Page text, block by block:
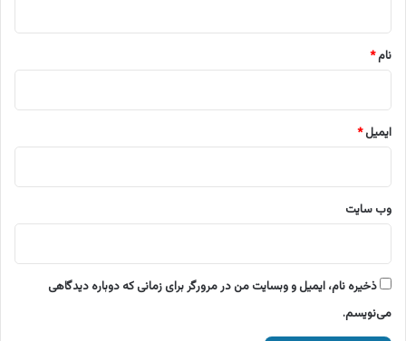
نام*
ایمیل*
وب‌ سایت
ذخیره نام، ایمیل و وبسایت من در مرورگر برای زمانی که دوباره دیدگاهی
می‌نویسم.